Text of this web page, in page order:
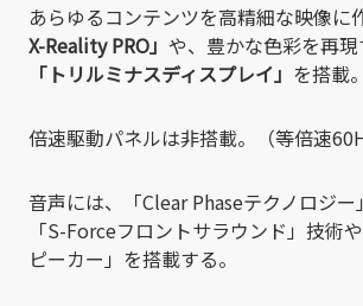
あらゆるコンテンツを高精細な映像に
X-Reality PRO」 や、豊かな色彩を再
「トリルミナスディスプレイ」 を搭載。
倍速駆動パネルは非搭載。（等倍速
音声には、「Clear Phaseテクノロジー
「S-Forceフロントサラウンド」技術
ピーカー」を搭載する。